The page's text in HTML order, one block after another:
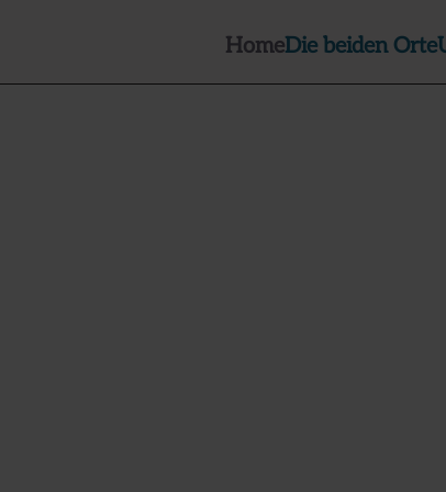
HomeDie beiden Orte